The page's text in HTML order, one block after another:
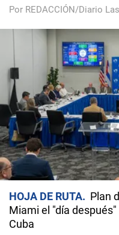
Por REDACCIÓN/Diario
HOJA DE RUTA
Plan
Miami el "día
Cuba